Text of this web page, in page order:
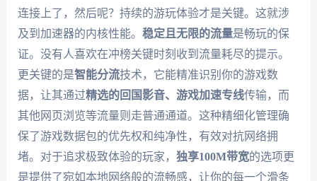
连接上了，然后呢？持续的游玩体验才是关键。这就涉
及到加速器的内核性能。 稳定且无限的流量是畅玩的保
证。没有人喜欢在冲榜关键时刻收到流量耗尽的提示。
更关键的是智能分流技术，它能精准识别你的游戏数
据，让其通过精选的回国影音、游戏加速专线传输，而
其他网页浏览等流量则走普通通道。这种精细化管理确
保了游戏数据包的优先权和纯净性，有效对抗网络拥
堵。对于追求极致体验的玩家， 独享100M带宽的选项更
是提供了宛如本地网络般的流畅感，让你的每一个滑条